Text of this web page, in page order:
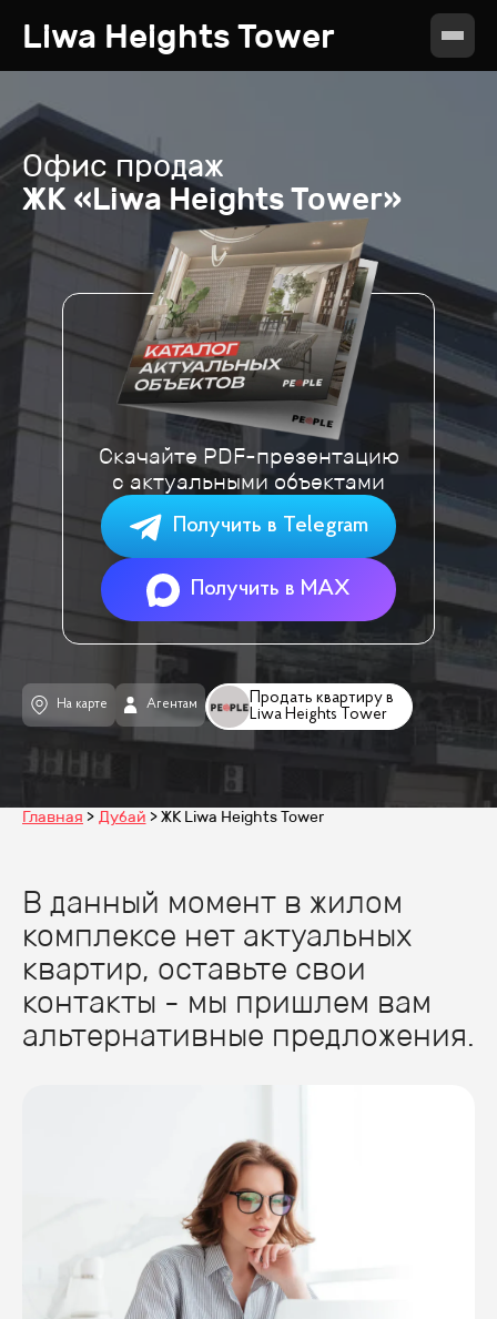
Liwa Heights Tower
Офис продаж
ЖК «Liwa Heights Tower»
Продать квартиру в
Liwa Heights Tower
На карте Агентам
Скачайте PDF-презентацию
с актуальными объектами
Получить в Telegram
Получить в MAX
Главная Дубай ЖК Liwa Heights Tower
В данный момент в жилом
комплексе нет актуальных
квартир, оставьте свои
контакты - мы пришлем вам
альтернативные предложения.